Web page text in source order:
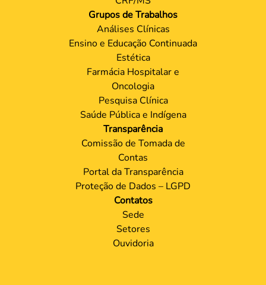
Grupos de Trabalhos
Análises Clínicas
Ensino e Educação Continuada
Estética
Farmácia Hospitalar e
Oncologia
Pesquisa Clínica
Saúde Pública e Indígena
Transparência
Comissão de Tomada de
Contas
Portal da Transparência
Proteção de Dados – LGPD
Contatos
Sede
Setores
Ouvidoria